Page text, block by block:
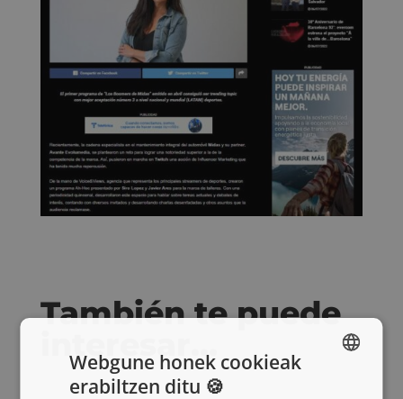
También te puede
interesar…
Webgune honek cookieak
erabiltzen ditu 🍪